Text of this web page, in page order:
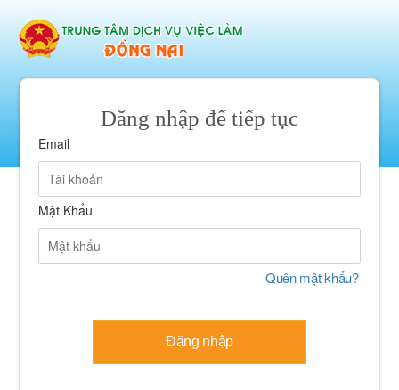
Đăng nhập để tiếp tục
Email
Mật Khẩu
Quên mật khẩu?
Đăng nhập